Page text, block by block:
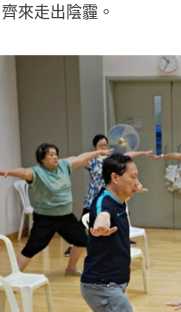
齊來走出陰霾。